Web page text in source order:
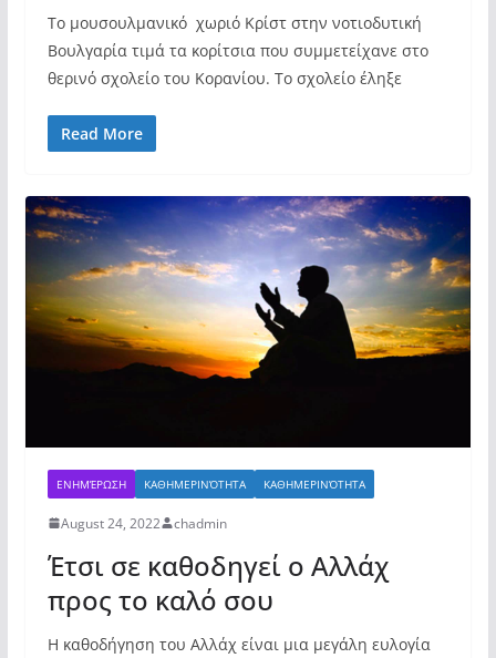
Το μουσουλμανικό χωριό Κρίστ στην νοτιοδυτική
Βουλγαρία τιμά τα κορίτσια που συμμετείχανε στο
θερινό σχολείο του Κορανίου. Το σχολείο έληξε
Read More
ΕΝΗΜΈΡΩΣΗ ΚΑΘΗΜΕΡΙΝΌΤΗΤΑ ΚΑΘΗΜΕΡΙΝΌΤΗΤΑ
August 24, 2022 chadmin
Έτσι σε καθοδηγεί ο Αλλάχ
προς το καλό σου
Η καθοδήγηση του Αλλάχ είναι μια μεγάλη ευλογία